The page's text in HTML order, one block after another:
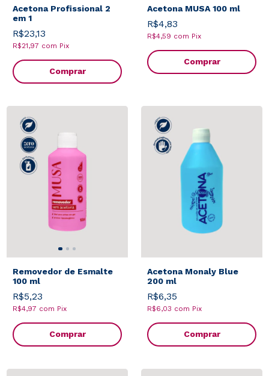
Acetona Profissional 2
em 1
R$23,13
R$21,97 com Pix
Comprar
Acetona MUSA 100 ml
R$4,83
R$4,59 com Pix
Comprar
Removedor de Esmalte
100 ml
R$5,23
R$4,97 com Pix
Comprar
Acetona Monaly Blue
200 ml
R$6,35
R$6,03 com Pix
Comprar